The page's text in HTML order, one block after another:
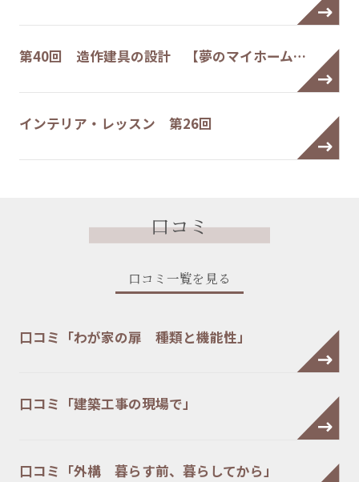
第40回 造作建具の設計 【夢のマイホーム…
インテリア・レッスン 第26回
口コミ
口コミ一覧を見る
口コミ「わが家の扉 種類と機能性」
口コミ「建築工事の現場で」
口コミ「外構 暮らす前、暮らしてから」